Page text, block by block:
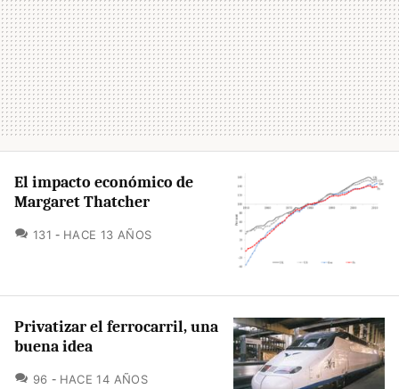
El impacto económico de
Margaret Thatcher
131 COMENTARIOS
HACE 13 AÑOS
Privatizar el ferrocarril, una
buena idea
96 COMENTARIOS
HACE 14 AÑOS